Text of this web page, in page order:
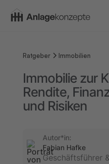
Ratgeber Immobilien
Immobilie zur
Rendite,
und Risiken
Autor*in:
Fabian Hafke
Geschäftsführer